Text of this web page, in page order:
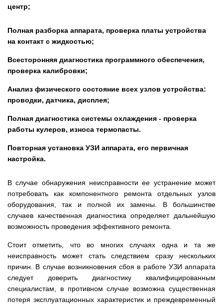
центр;
Полная разборка аппарата, проверка платы устройства
на контакт с жидкостью;
Всесторонняя диагностика программного обеспечения,
проверка калибровки;
Анализ физического состояние всех узлов устройства:
проводки, датчика, дисплея;
Полная диагностика системы охлаждения - проверка
работы кулеров, износа термопасты.
Повторная установка УЗИ аппарата, его первичная
настройка.
В случае обнаружения неисправности ее устранение может
потребовать как компонентного ремонта отдельных узлов
оборудования, так и полной их замены. В большинстве
случаев качественная диагностика определяет дальнейшую
возможность проведения эффективного ремонта.
Стоит отметить, что во многих случаях одна и та же
неисправность может стать следствием сразу нескольких
причин. В случае возникновения сбоя в работе УЗИ аппарата
следует доверить диагностику квалифицированным
специалистам, в противном случае возможна существенная
потеря эксплуатационных характеристик и преждевременный